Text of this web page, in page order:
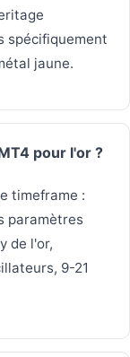
spécifiquement
jaune.
pour l'or ?
timeframe :
paramètres
de l'or,
9-21